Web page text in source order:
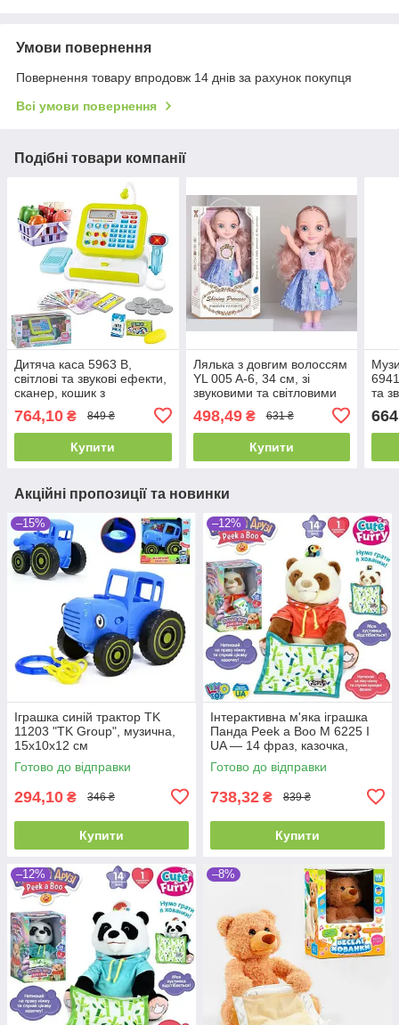
Умови повернення
Повернення товару впродовж 14 днів за рахунок покупця
Всі умови повернення
Подібні товари компанії
Дитяча каса 5963 В,
світлові та звукові ефекти,
сканер, кошик з
764,10 ₴ 849 ₴
Купити
Лялька з довгим волоссям
YL 005 A-6, 34 см, зі
звуковими та світловими
ефектами та аксесуарами
498,49₴ 631 ₴
Купити
та
664
Акційні пропозиції та новинки
–15%
Іграшка синій трактор TK
11203 "TK Group", музична,
15х10х12 см
Готово до відправки
294,10 ₴ 346 ₴
Купити
–12%
Інтерактивна м'яка іграшка
Панда Peek a Boo M 6225 I
UA — 14 фраз, казочка,
рухається і грає в хованки
Готово до відправки
738,32 ₴ 839 ₴
Купити
–12% –8%